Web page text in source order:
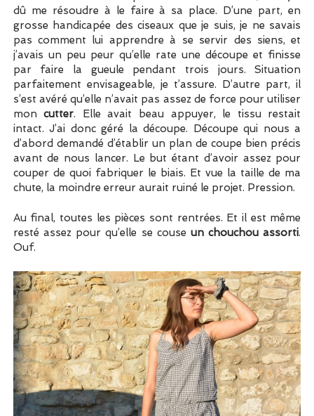
dû me résoudre à le faire à sa place. D’une part, en
grosse handicapée des ciseaux que je suis, je ne savais
pas comment lui apprendre à se servir des siens, et
j’avais un peu peur qu’elle rate une découpe et finisse
par faire la gueule pendant trois jours. Situation
parfaitement envisageable, je t’assure. D’autre part, il
s’est avéré qu’elle n’avait pas assez de force pour utiliser
moncutter. Elle avait beau appuyer, le tissu restait
intact. J’ai donc géré la découpe. Découpe qui nous a
d’abord demandé d’établir un plan de coupe bien précis
avant de nous lancer. Le but étant d’avoir assez pour
couper de quoi fabriquer le biais. Et vue la taille de ma
chute, la moindre erreur aurait ruiné le projet. Pression.
Au final, toutes les pièces sont rentrées. Et il est même
resté assez pour qu’elle se couse un chouchou assorti.
Ouf.